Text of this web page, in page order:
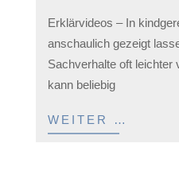
04-
05
Erklärvideos – In
anschaulich gezeigt
Sachverhalte oft leichter
kann beliebig
WEITER …